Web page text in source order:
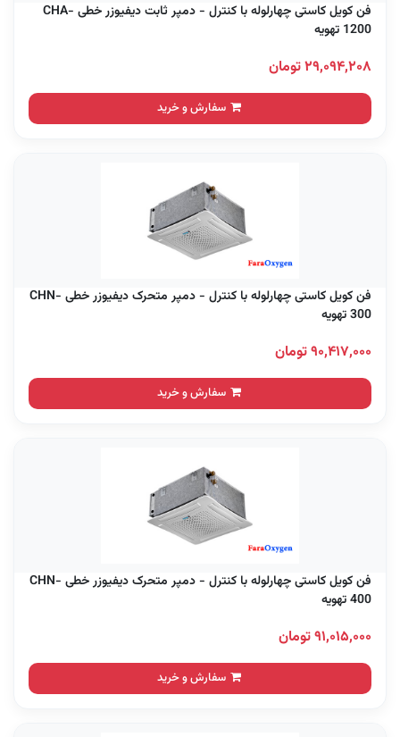
فن کویل کاستی چهارلوله با کنترل - دمپر ثابت دیفیوزر خطی CHA-
1200 تهویه
۲۹,۰۹۴,۲۰۸ تومان
سفارش و خرید
فن کویل کاستی چهارلوله با کنترل - دمپر متحرک دیفیوزر خطی CHN-
300 تهویه
۹۰,۴۱۷,۰۰۰ تومان
سفارش و خرید
فن کویل کاستی چهارلوله با کنترل - دمپر متحرک دیفیوزر خطی CHN-
400 تهویه
۹۱,۰۱۵,۰۰۰ تومان
سفارش و خرید